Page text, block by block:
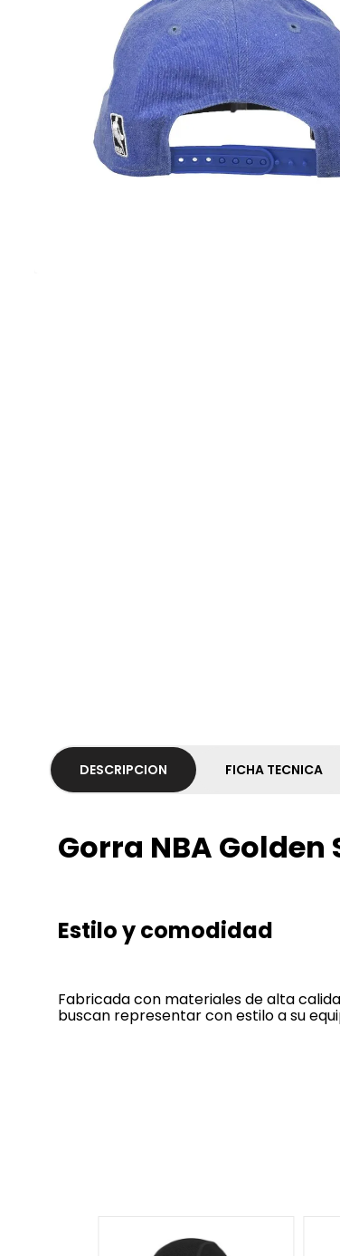
DESCRIPCION FICHA TECNICA
Gorra NBA
Estilo y comodidad
Fabricada con materiales de alta
buscan representar con estilo a su